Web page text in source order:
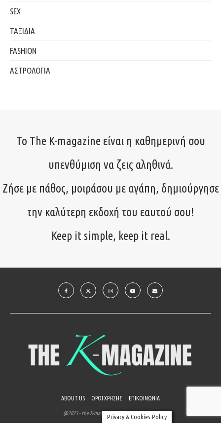
SEX
ΤΑΞΙΔΙΑ
FASHION
ΑΣΤΡΟΛΟΓΙΑ
Το The K-magazine είναι η καθημερινή σου
υπενθύμιση να ζεις αληθινά.
Ζήσε με πάθος, μοιράσου με αγάπη, δημιούργησε
την καλύτερη εκδοχή του εαυτού σου!
Keep it simple, keep it real.
ABOUT US ΟΡΟΙ ΧΡΗΣΗΣ ΕΠΙΚΟΙΝΩΝΙΑ
@2025 - the K-magazine. All Right Reserved.
Privacy & Cookies Policy